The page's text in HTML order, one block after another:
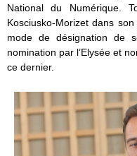
National du Numérique.
Kosciusko-Morizet dans
mode de désignation de
nomination par l’Elysée et
ce dernier.